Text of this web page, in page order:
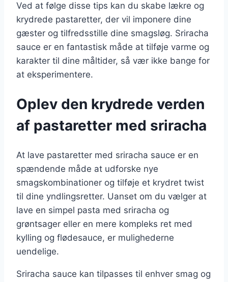
Ved at følge disse tips kan du skabe lækre og
krydrede pastaretter, der vil imponere dine
gæster og tilfredsstille dine smagsløg. Sriracha
sauce er en fantastisk måde at tilføje varme og
karakter til dine måltider, så vær ikke bange for
at eksperimentere.
Oplev den krydrede verden
af pastaretter med sriracha
At lave pastaretter med sriracha sauce er en
spændende måde at udforske nye
smagskombinationer og tilføje et krydret twist
til dine yndlingsretter. Uanset om du vælger at
lave en simpel pasta med sriracha og
grøntsager eller en mere kompleks ret med
kylling og flødesauce, er mulighederne
uendelige.
Sriracha sauce kan tilpasses til enhver smag og